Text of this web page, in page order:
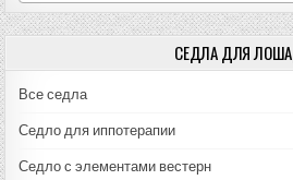
СЕДЛА ДЛЯ
Все седла
Седло для иппотерапии
Седло с элементами вестерн